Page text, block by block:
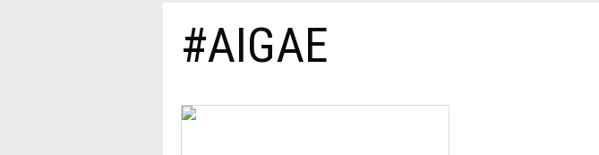
#AIGAE